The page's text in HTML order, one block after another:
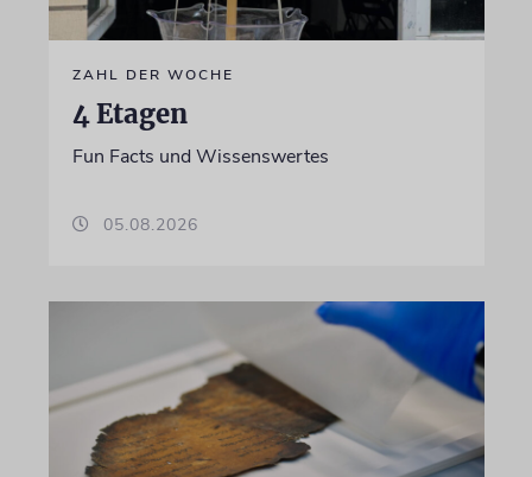
ZAHL DER WOCHE
4 Etagen
Fun Facts und Wissenswertes
05.08.2026